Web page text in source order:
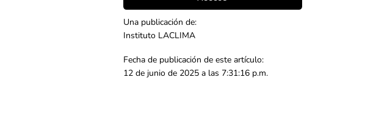
Una publicación de:
Instituto LACLIMA
Fecha de publicación de este artículo:
12 de junio de 2025 a las 7:31:16 p.m.